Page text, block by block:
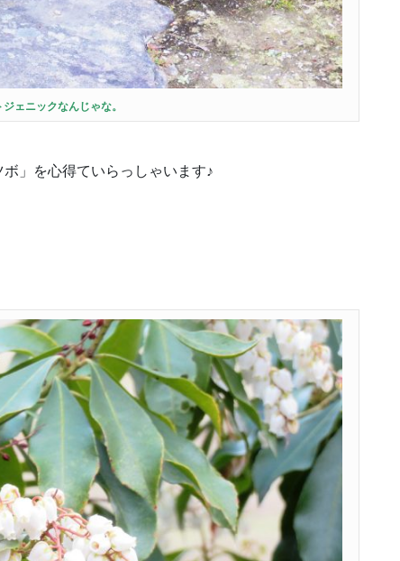
ェニックなんじゃな。
」を心得ていらっしゃいます♪